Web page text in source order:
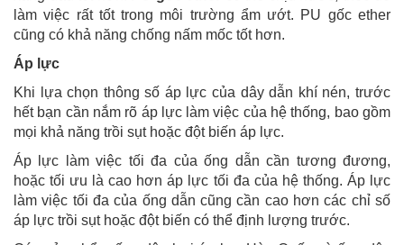
làm việc rất tốt trong môi trường ẩm ướt. PU gốc ether
cũng có khả năng chống nấm mốc tốt hơn.
Áp lực
Khi lựa chọn thông số áp lực của dây dẫn khí nén, trước
hết bạn cần nắm rõ áp lực làm việc của hệ thống, bao gồm
mọi khả năng trồi sụt hoặc đột biến áp lực.
Áp lực làm việc tối đa của ống dẫn cần tương đương,
hoặc tối ưu là cao hơn áp lực tối đa của hệ thống. Áp lực
làm việc tối đa của ống dẫn cũng cần cao hơn các chỉ số
áp lực trồi sụt hoặc đột biến có thể định lượng trước.